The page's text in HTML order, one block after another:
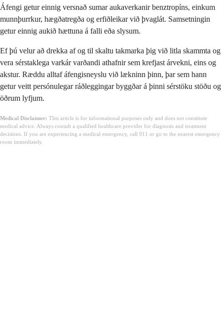
Áfengi getur einnig versnað sumar aukaverkanir benztropíns, einkum
munnþurrkur, hægðatregða og erfiðleikar við þvaglát. Samsetningin
getur einnig aukið hættuna á falli eða slysum.
Ef þú velur að drekka af og til skaltu takmarka þig við litla skammta og
vera sérstaklega varkár varðandi athafnir sem krefjast árvekni, eins og
akstur. Ræddu alltaf áfengisneyslu við lækninn þinn, þar sem hann
getur veitt persónulegar ráðleggingar byggðar á þinni sérstöku stöðu og
öðrum lyfjum.
Medical Disclaimer: This article is for informational purposes only and does not constitute
medical advice. Always consult a qualified healthcare provider for diagnosis and treatment
decisions. If you are experiencing a medical emergency, call 911 or go to the nearest emergency
room immediately.